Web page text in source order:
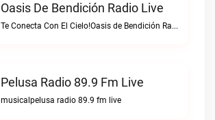
Oasis De Bendición Radio Live
Te Conecta Con El Cielo!Oasis de Bendición Radio live
Pelusa Radio 89.9 Fm Live
musicalpelusa radio 89.9 fm live